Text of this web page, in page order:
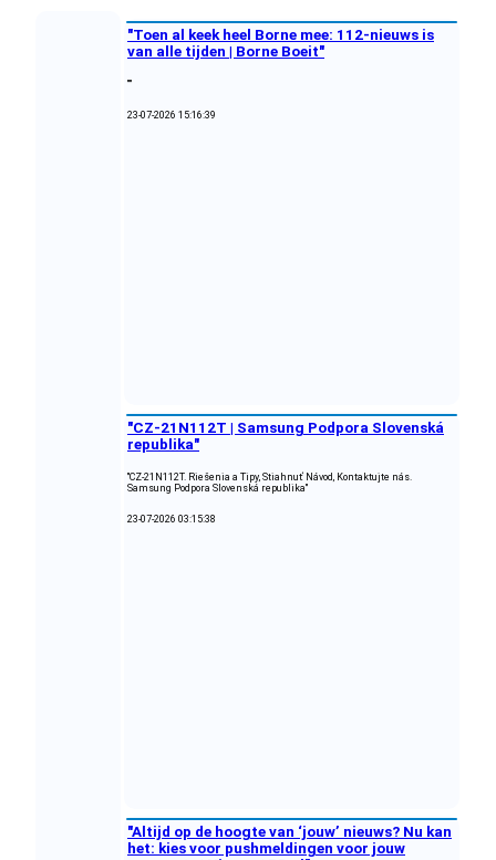
"Toen al keek heel Borne mee: 112-nieuws is
van alle tijden | Borne Boeit"
""
23-07-2026 15:16:39
"CZ-21N112T | Samsung Podpora Slovenská
republika"
"CZ-21N112T. Riešenia a Tipy, Stiahnuť Návod, Kontaktujte nás.
Samsung Podpora Slovenská republika"
23-07-2026 03:15:38
"Altijd op de hoogte van ‘jouw’ nieuws? Nu kan
het: kies voor pushmeldingen voor jouw